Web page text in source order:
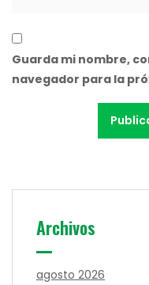
Guarda mi nombre,
navegador para la
Archivos
agosto 2026